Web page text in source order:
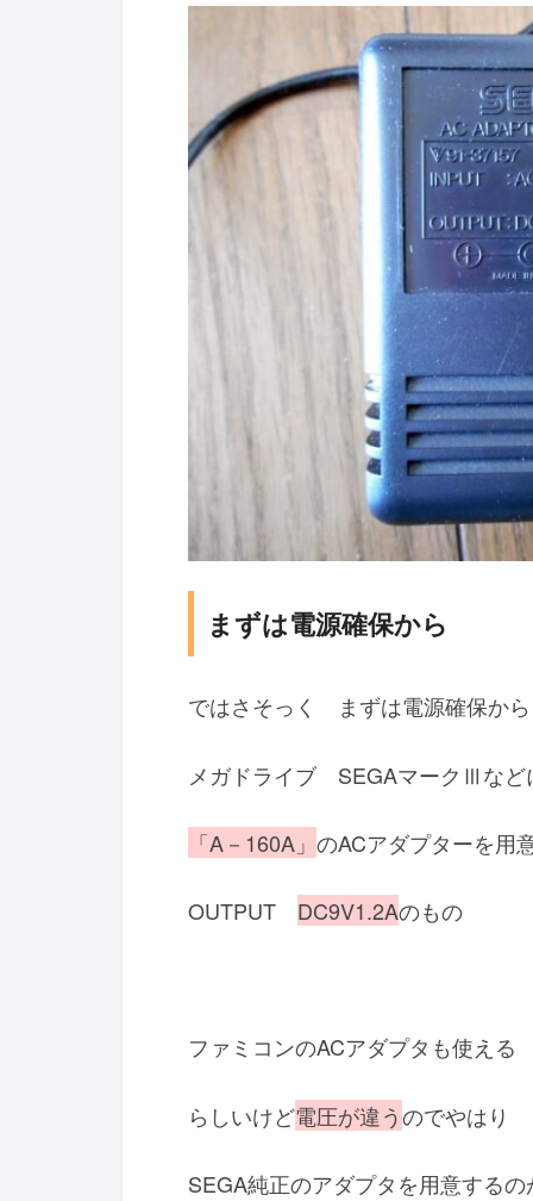
まずは電源確保から
ではさそっく まずは電源確保から
メガドライブ SEGAマークⅢなど
「A－160A」 のACアダプターを用
OUTPUT DC9V1.2Aのもの
ファミコンのACアダプタも使える
らしいけど電圧が違うのでやはり
SEGA純正のアダプタを用意する